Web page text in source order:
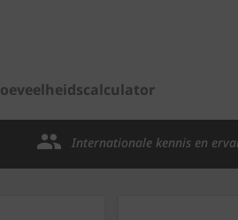
Internationale kennis en